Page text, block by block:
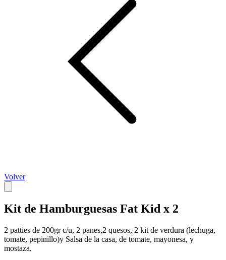
Volver
Kit de Hamburguesas Fat Kid x 2
2 patties de 200gr c/u, 2 panes,2 quesos, 2 kit de verdura (lechuga,
tomate, pepinillo)y Salsa de la casa, de tomate, mayonesa, y
mostaza.